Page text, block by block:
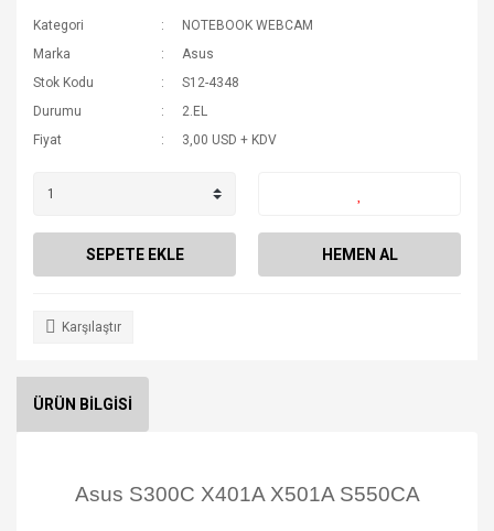
Kategori
NOTEBOOK WEBCAM
Marka
Asus
Stok Kodu
S12-4348
Durumu
2.EL
Fiyat
3,00 USD + KDV
SEPETE EKLE HEMEN AL
Karşılaştır
ÜRÜN BİLGİSİ
Asus S300C X401A X501A S550CA